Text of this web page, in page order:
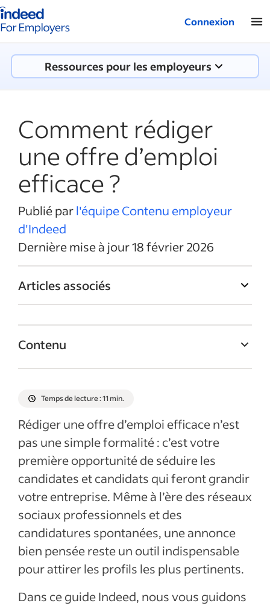
Indeed - Entreprises
Connexion
Ressources pour les employeurs
Comment rédiger
une offre d’emploi
efficace ?
Publié parl'équipe Contenu employeur
d'Indeed
Dernière mise à jour 18 février 2026
Articles associés
Contenu
1. Bien préparer son offre d’emploi
2. Bien rédiger son offre d’emploi
3. Diffuser l’offre d’emploi auprès des bons
candidats
Articles récents
Afficher plus
Temps de lecture : 11 min.
Rédiger une offre d’emploi efficace n’est
pas une simple formalité : c’est votre
première opportunité de séduire les
candidates et candidats qui feront grandir
votre entreprise. Même à l’ère des réseaux
sociaux professionnels et des
candidatures spontanées, une annonce
bien pensée reste un outil indispensable
pour attirer les profils les plus pertinents.
Dans ce guide Indeed, nous vous guidons